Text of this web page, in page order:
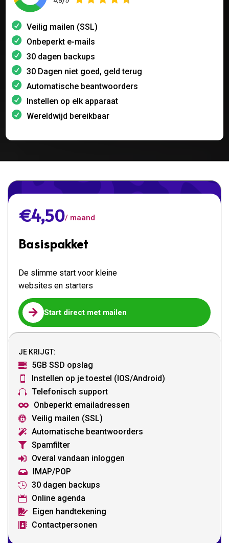
Veilig mailen (SSL)
Onbeperkt e-mails
30 dagen backups
30 Dagen niet goed, geld terug
Automatische beantwoorders
Instellen op elk apparaat
Wereldwijd bereikbaar
€4,50/ maand
Basispakket
De slimme start voor kleine
websites en starters
 Start direct met mailen
JE KRIJGT:

5GB SSD opslag
 Instellen op je toestel (IOS/Android)
 Telefonisch support
 Onbeperkt emailadressen
 Veilig mailen (SSL)
 Automatische beantwoorders
 Spamfilter
 Overal vandaan inloggen
 IMAP/POP
 30 dagen backups
 Online agenda
 Eigen handtekening
 Contactpersonen